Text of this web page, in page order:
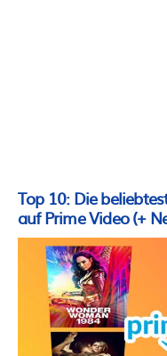
Top 10: Die
auf Prime Video (+